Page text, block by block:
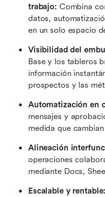
trabajo: Combina
datos,
en un solo espacio
Visibilidad del
Base y los tableros
información
prospectos y las
Automatización en
mensajes y
medida que
Alineación
operaciones
mediante Docs,
Escalable y rentable: